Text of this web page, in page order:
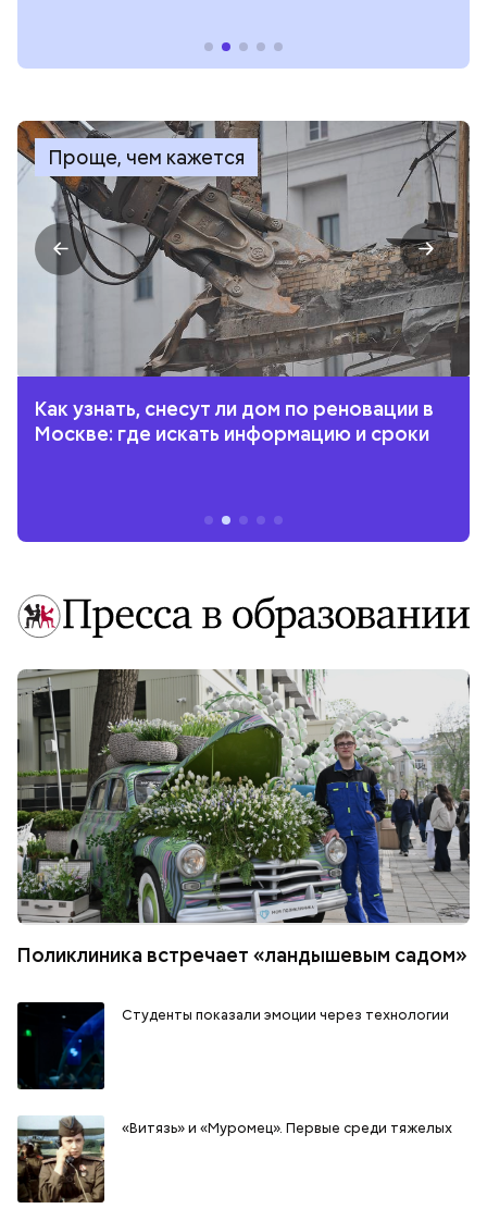
Проще, чем кажется
Как узнать, снесут ли дом по реновации в
Москве: где искать информацию и сроки
Поликлиника встречает «ландышевым садом»
Студенты показали эмоции через технологии
«Витязь» и «Муромец». Первые среди тяжелых